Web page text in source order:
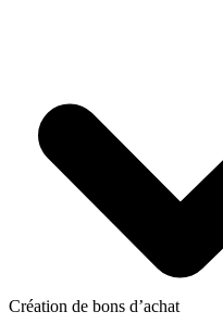
Création de bons d’achat